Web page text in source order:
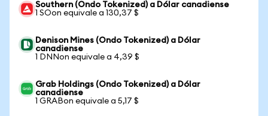
Southern (Ondo Tokenized) a Dólar canadiense
1 SOon equivale a 130,37 $
Denison Mines (Ondo Tokenized) a Dólar
canadiense
1 DNNon equivale a 4,39 $
Grab Holdings (Ondo Tokenized) a Dólar
canadiense
1 GRABon equivale a 5,17 $